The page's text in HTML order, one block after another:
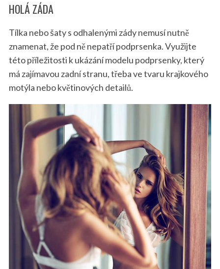
HOLÁ ZÁDA
Tílka nebo šaty s odhalenými zády nemusí nutně
znamenat, že pod ně nepatří podprsenka. Využijte
této příležitosti k ukázání modelu podprsenky, který
má zajímavou zadní stranu, třeba ve tvaru krajkového
motýla nebo květinových detailů.